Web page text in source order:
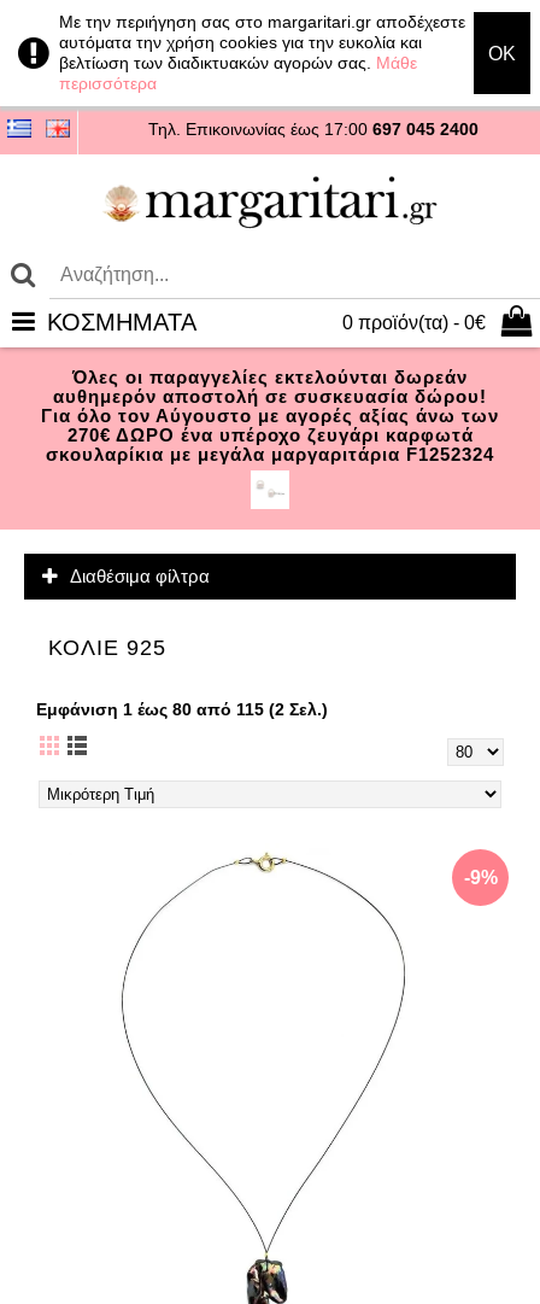
Με την περιήγηση σας στο margaritari.gr αποδέχεστε
αυτόματα την χρήση cookies για την ευκολία και
βελτίωση των διαδικτυακών αγορών σας. Μάθε
περισσότερα
OK
Τηλ. Επικοινωνίας έως 17:00 697 045 2400
0 προϊόν(τα) - 0€
ΚΟΣΜΗΜΑΤΑ
Όλες οι παραγγελίες εκτελούνται δωρεάν
αυθημερόν αποστολή σε συσκευασία δώρου!
Για όλο τον Αύγουστο με αγορές αξίας άνω των
270€ ΔΩΡΟ ένα υπέροχο ζευγάρι καρφωτά
σκουλαρίκια με μεγάλα μαργαριτάρια F1252324
Διαθέσιμα φίλτρα
ΚΟΛΙΕ 925
Εμφάνιση 1 έως 80 από 115 (2 Σελ.)
-9%